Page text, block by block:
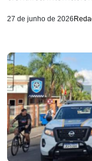
27 de junho de 2026